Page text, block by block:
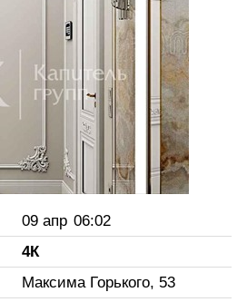
09 апр 06:02
4К
Максима Горького, 53